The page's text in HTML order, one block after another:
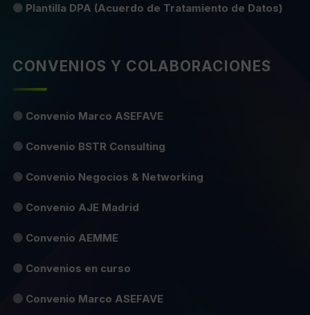
🟡 Plantilla DPA (Acuerdo de Tratamiento de Datos)
CONVENIOS Y COLABORACIONES
🟢 Convenio Marco ASEFAVE
🟢 Convenio BSTR Consulting
🟢 Convenio Negocios & Networking
🟢 Convenio AJE Madrid
🟢 Convenio AEMME
🟡 Convenios en curso
🔴 Convenio Marco ASEFAVE